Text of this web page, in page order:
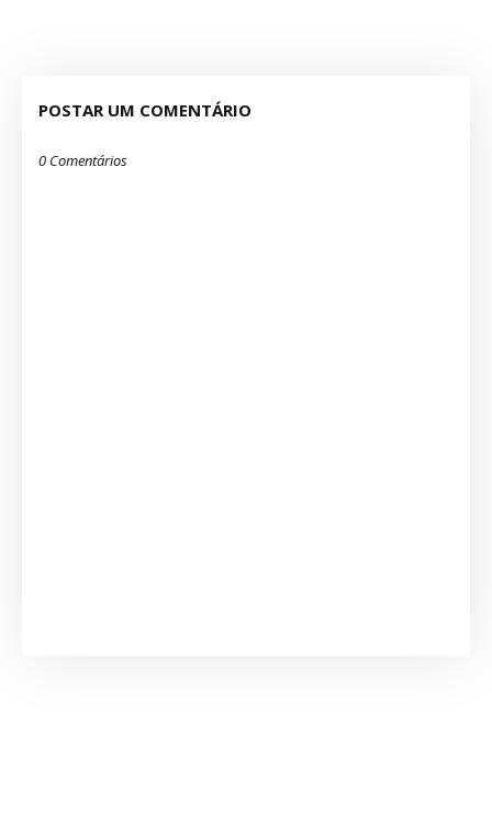
POSTAR UM COMENTÁRIO
0 Comentários